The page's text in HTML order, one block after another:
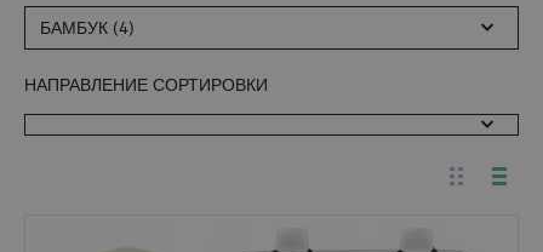
БАМБУК (4)
НАПРАВЛЕНИЕ СОРТИРОВКИ